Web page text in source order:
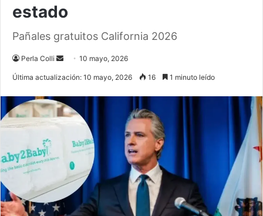
estado
Pañales gratuitos California 2026
Perla Colli
Send10 mayo, 2026
Última actualización: 10 mayo, 2026 16 1 minuto leído